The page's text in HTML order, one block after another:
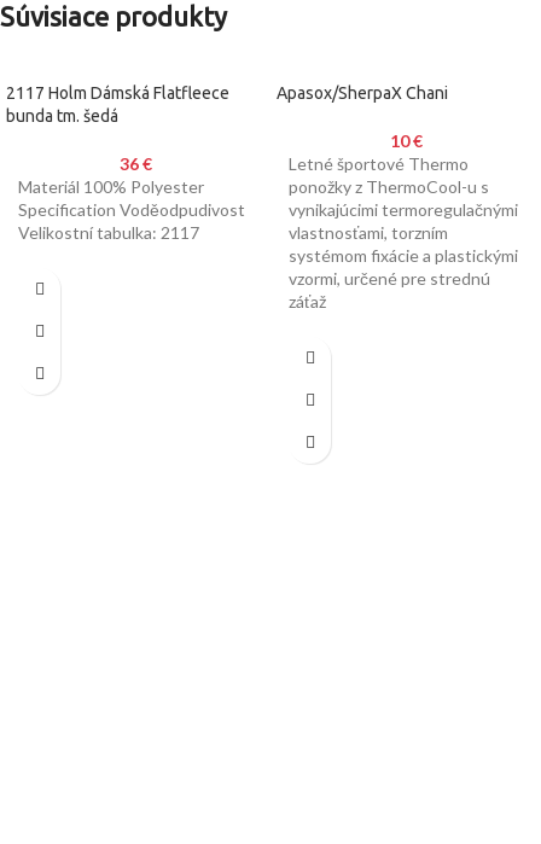
Súvisiace produkty
2117 Holm Dámská Flatfleece
bunda tm. šedá
36€
Materiál 100% Polyester
Specification Voděodpudivost
Velikostní tabulka: 2117
Apasox/SherpaX Chani
10€
Letné športové Thermo
ponožky z ThermoCool-u s
vynikajúcimi termoregulačnými
vlastnosťami, torzním
systémom fixácie a plastickými
vzormi, určené pre strednú
záťaž